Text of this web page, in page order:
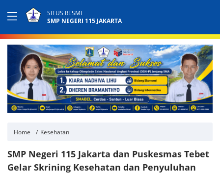
SITUS RESMI
SMP NEGERI 115 JAKARTA
Home Kesehatan
SMP Negeri 115 Jakarta dan Puskesmas Tebet
Gelar Skrining Kesehatan dan Penyuluhan